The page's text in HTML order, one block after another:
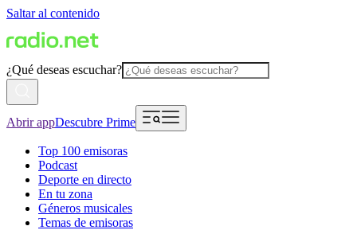
Saltar al contenido
¿Qué deseas escuchar?
Abrir appDescubre Prime
Top 100 emisoras
Podcast
Deporte en directo
En tu zona
Géneros musicales
Temas de emisoras